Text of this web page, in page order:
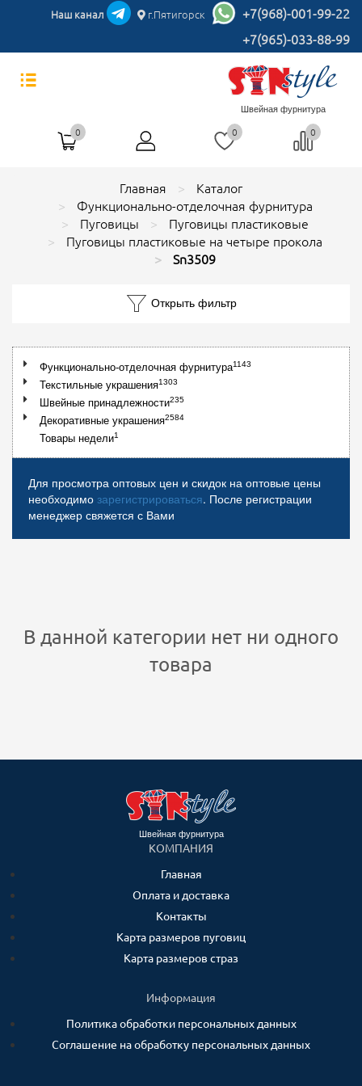
Наш канал г.Пятигорск
+7(968)-001-99-22
+7(965)-033-88-99
Швейная фурнитура
0 0 0
Главная
Каталог
Функционально-отделочная фурнитура
Пуговицы
Пуговицы пластиковые
Пуговицы пластиковые на четыре прокола
Sn3509
Открыть фильтр
Функционально-отделочная фурнитура1143
Текстильные украшения1303
Швейные принадлежности235
Декоративные украшения2584
Товары недели1
Для просмотра оптовых цен и скидок на оптовые цены
необходимо зарегистрироваться. После регистрации
менеджер свяжется с Вами
В данной категории нет ни одного
товара
Швейная фурнитура
КОМПАНИЯ
Главная
Оплата и доставка
Контакты
Карта размеров пуговиц
Карта размеров страз
Информация
Политика обработки персональных данных
Соглашение на обработку персональных данных